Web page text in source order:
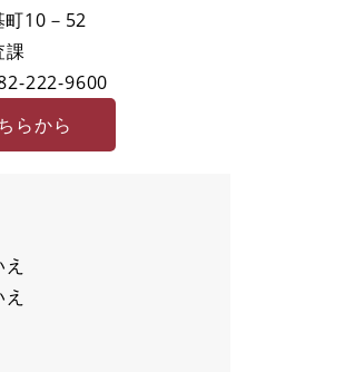
町10－52
課
222-9600
らから